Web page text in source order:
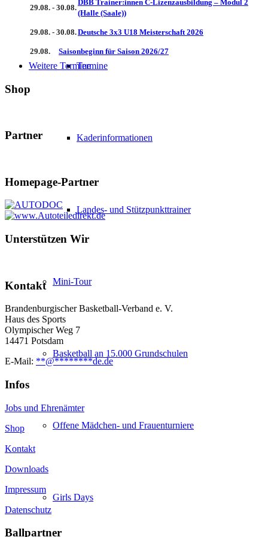
Termine
Kaderinformationen
Landes- und Stützpunkttrainer
Mini-Tour
Basketball an 15.000 Grundschulen
Offene Mädchen- und Frauenturniere
Girls Days
29.08. - 30.08.
DBB Trainer:innen C-Lizenzausbildung – Modul 2
(Halle (Saale))
29.08. - 30.08.Deutsche 3x3 U18 Meisterschaft 2026
29.08. Saisonbeginn für Saison 2026/27
Weitere Termine
Shop
Partner
Homepage-Partner
Unterstützen Wir
Kontakt
Brandenburgischer Basketball-Verband e. V.
Haus des Sports
Olympischer Weg 7
14471 Potsdam
E-Mail: **@********de.de
Infos
Jobs und Ehrenämter
Shop
Kontakt
Downloads
Impressum
Datenschutz
Ballpartner